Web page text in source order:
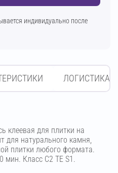
индивидуально после
ЛОГИСТИКА
клеевая для плитки на
для натурального камня,
плитки любого формата.
мин. Класс C2 TE S1.